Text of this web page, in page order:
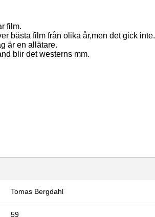
film.
bästa film från olika år,men det gick inte.
är en allätare.
blir det westerns mm.
Tomas Bergdahl
59